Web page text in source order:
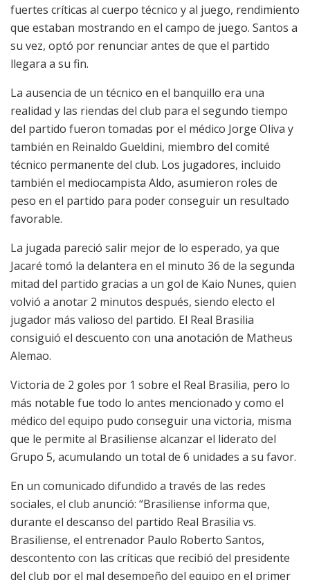
fuertes críticas al cuerpo técnico y al juego, rendimiento
que estaban mostrando en el campo de juego. Santos a
su vez, optó por renunciar antes de que el partido
llegara a su fin.
La ausencia de un técnico en el banquillo era una
realidad y las riendas del club para el segundo tiempo
del partido fueron tomadas por el médico Jorge Oliva y
también en Reinaldo Gueldini, miembro del comité
técnico permanente del club. Los jugadores, incluido
también el mediocampista Aldo, asumieron roles de
peso en el partido para poder conseguir un resultado
favorable.
La jugada pareció salir mejor de lo esperado, ya que
Jacaré tomó la delantera en el minuto 36 de la segunda
mitad del partido gracias a un gol de Kaio Nunes, quien
volvió a anotar 2 minutos después, siendo electo el
jugador más valioso del partido. El Real Brasilia
consiguió el descuento con una anotación de Matheus
Alemao.
Victoria de 2 goles por 1 sobre el Real Brasilia, pero lo
más notable fue todo lo antes mencionado y como el
médico del equipo pudo conseguir una victoria, misma
que le permite al Brasiliense alcanzar el liderato del
Grupo 5, acumulando un total de 6 unidades a su favor.
En un comunicado difundido a través de las redes
sociales, el club anunció: “Brasiliense informa que,
durante el descanso del partido Real Brasilia vs.
Brasiliense, el entrenador Paulo Roberto Santos,
descontento con las críticas que recibió del presidente
del club por el mal desempeño del equipo en el primer